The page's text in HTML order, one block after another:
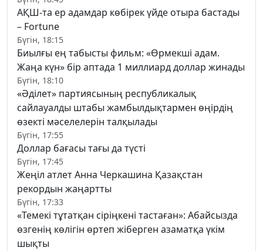
АҚШ-та ер адамдар көбірек үйде отыра бастады
– Fortune
Бүгін, 18:15
Биылғы ең табысты фильм: «Өрмекші адам.
Жаңа күн» бір аптада 1 миллиард доллар жинады
Бүгін, 18:10
«Әділет» партиясының республикалық
сайлауалды штабы жамбылдықтармен өңірдің
өзекті мәселелерін талқылады
Бүгін, 17:55
Доллар бағасы тағы да түсті
Бүгін, 17:45
Жеңіл атлет Анна Черкашина Қазақстан
рекордын жаңартты
Бүгін, 17:33
«Темекі тұтатқан сіріңкені тастаған»: Абайсызда
өзгенің көлігін өртеп жіберген азаматқа үкім
шықты